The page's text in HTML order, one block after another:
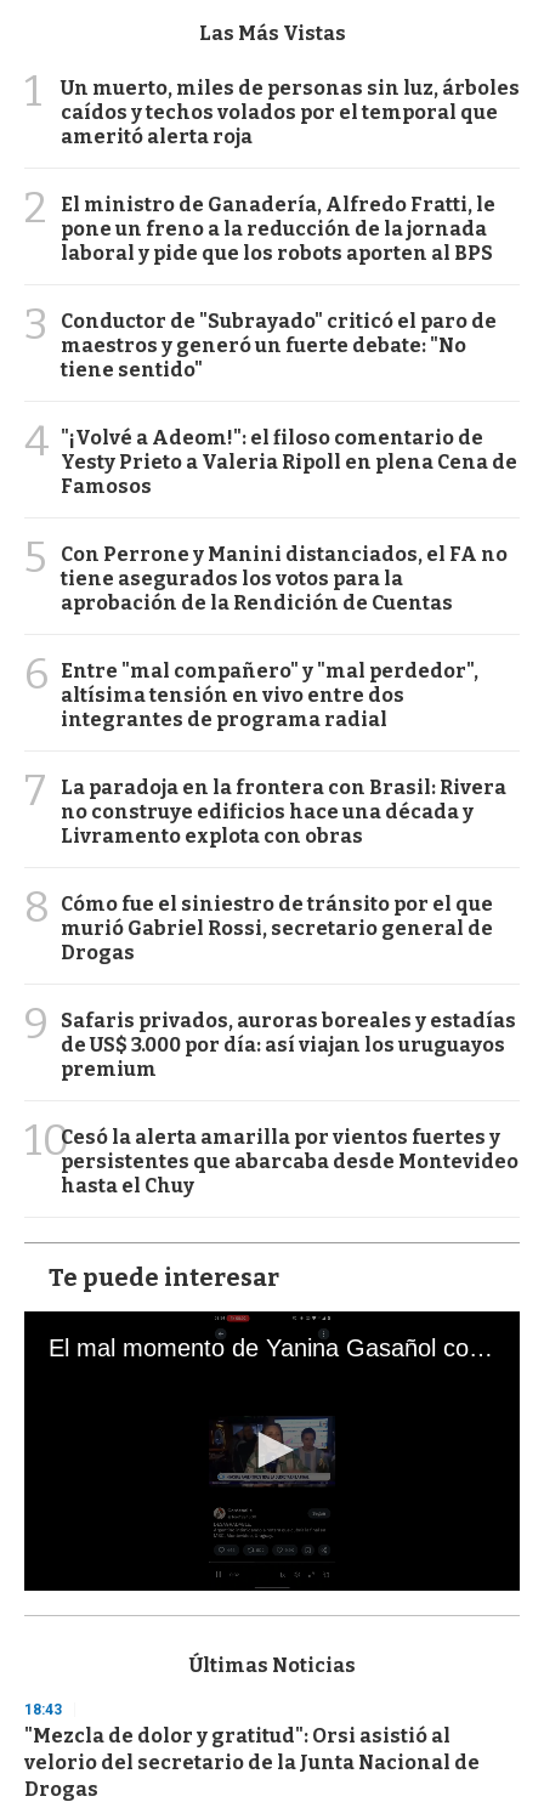
Las Más Vistas
1
Un muerto, miles de personas sin luz, árboles
caídos y techos volados por el temporal que
ameritó alerta roja
2
El ministro de Ganadería, Alfredo Fratti, le
pone un freno a la reducción de la jornada
laboral y pide que los robots aporten al BPS
3
Conductor de "Subrayado" criticó el paro de
maestros y generó un fuerte debate: "No
tiene sentido"
4 "¡Volvé a Adeom!": el filoso comentario de
Yesty Prieto a Valeria Ripoll en plena Cena de
Famosos
5
Con Perrone y Manini distanciados, el FA no
tiene asegurados los votos para la
aprobación de la Rendición de Cuentas
6
Entre "mal compañero" y "mal perdedor",
altísima tensión en vivo entre dos
integrantes de programa radial
7
La paradoja en la frontera con Brasil: Rivera
no construye edificios hace una década y
Livramento explota con obras
8
Cómo fue el siniestro de tránsito por el que
murió Gabriel Rossi, secretario general de
Drogas
9
Safaris privados, auroras boreales y estadías
de US$ 3.000 por día: así viajan los uruguayos
premium
10Cesó la alerta amarilla por vientos fuertes y
persistentes que abarcaba desde Montevideo
hasta el Chuy
Te puede interesar
El mal momento de Yanina Gasañol con un hincha argentino en "Subrayado"
s
d
s
o
f
3
Últimas Noticias
18:43
"Mezcla de dolor y gratitud": Orsi asistió al
velorio del secretario de la Junta Nacional de
Drogas